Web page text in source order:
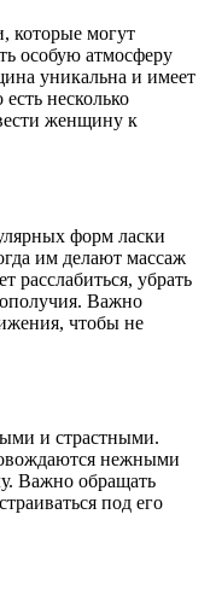
которые могут
особую атмосферу
уникальна и имеет
несколько
женщину к
форм ласки
им делают массаж
убрать
Важно
чтобы не
и страстными.
нежными
Важно обращать
под его